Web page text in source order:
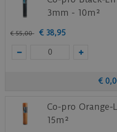
3mm - 10m²
€ 55,00 € 38,95
€ 0,
Co-pro
15m²